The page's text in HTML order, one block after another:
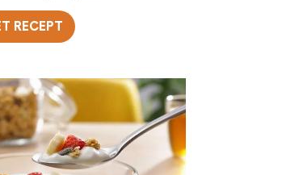
RECEPT